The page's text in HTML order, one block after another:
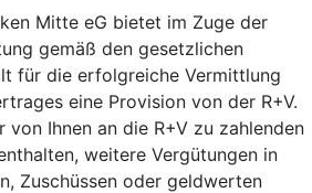
Mitte eG bietet im Zuge der
gemäß den gesetzlichen
für die erfolgreiche Vermittlung
eine Provision von der R+V.
von Ihnen an die R+V zu zahlenden
weitere Vergütungen in
Zuschüssen oder geldwerten